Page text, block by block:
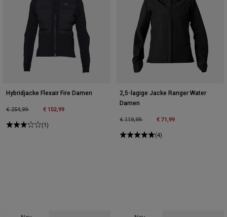
Hybridjacke Flexair Fire Damen
Price reduced from
€ 254,99to € 152,99
(1)
2,5-lagige Jacke Ranger Water
Damen
Price reduced from
€ 119,99to € 71,99
(4)